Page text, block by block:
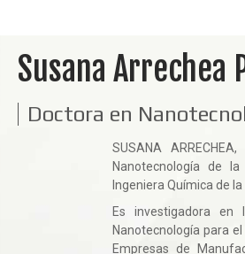
Susana Arrechea
Doctora en
SUSANA
Nanotecnología de
Ingeniera Química de
Es investigadora en
Nanotecnología para
Empresas de